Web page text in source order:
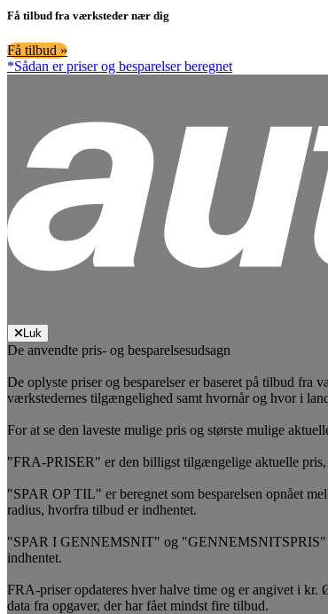
Få tilbud fra værksteder nær dig
Få tilbud »
*Sådan er priser og besparelser beregnet
Luk
De anvendte pris- og besparelsesudsagn
De oplyste priser og besparelser er baseret på tilbud
værkstedernes tilgængelighed samt hvornår og hvor i
For at se den laveste mulige pris og største mulige
"FRA-PRISER" er den billigst tilgængelige aktuelle pris,
"SPAR OP TIL" er beregnet som besparelsen opnået
radius, hvorfra tilbud er indhentet.
"SPAR I GENNEMSNIT" og "GENNEMSNITSPRIS" er
indhentet.
FRA-priser opdateres hver halve time og er angivet i kr.
data fra opgaver, der har fået mindst fire tilbud.